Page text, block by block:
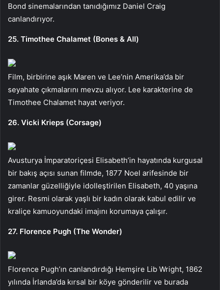
Bond sinemalarından tanıdığımız Daniel Craig
canlandırıyor.
25. Timothee Chalamet (Bones & All)
Film, birbirine aşık Maren ve Lee’nin Amerika’da bir
seyahate çıkmalarını mevzu alıyor. Lee karakterine de
Timothee Chalamet hayat veriyor.
26. Vicki Krieps (Corsage)
Avusturya İmparatoriçesi Elisabeth’in hayatında kurgusal
bir bakış açısı sunan filmde, 1877 Noel arifesinde bir
zamanlar güzelliğiyle idolleştirilen Elisabeth, 40 yaşına
girer. Resmi olarak yaşlı bir kadın olarak kabul edilir ve
kraliçe kamuoyundaki imajını korumaya çalışır.
27. Florence Pugh (The Wonder)
Florence Pugh’ın canlandırdığı Hemşire Lib Wright, 1862
yılında İrlanda’da kırsal bir köye gönderilir ve burada